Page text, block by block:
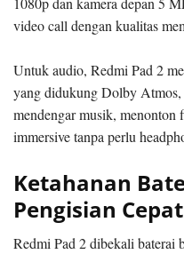
video call dengan kualitas
Untuk audio, Redmi Pad 2
yang didukung Dolby Atmos,
mendengar musik, menonton
immersive tanpa perlu
Ketahanan
Pengisian Cepat
Redmi Pad 2 dibekali baterai